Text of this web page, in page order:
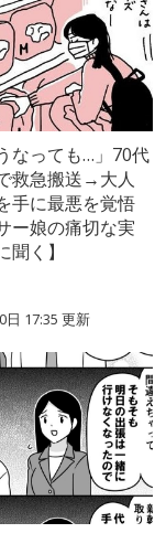
なっても…」70代
救急搬送→大人
手に最悪を覚悟
ー娘の痛切な実
聞く】
日 17:35 更新